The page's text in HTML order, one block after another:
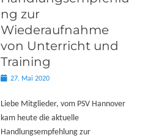
ng zur
Wiederaufnahme
von Unterricht und
Training
Posted27. Mai 2020
Liebe Mitglieder, vom PSV Hannover
kam heute die aktuelle
Handlungsempfehlung zur